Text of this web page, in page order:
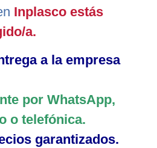
Inplasco estás
a.
a la empresa
por WhatsApp,
o telefónica.
garantizados.